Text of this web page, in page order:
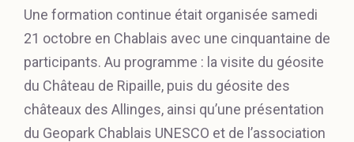
Une formation continue était organisée samedi
21 octobre en Chablais avec une cinquantaine de
participants. Au programme : la visite du géosite
du Château de Ripaille, puis du géosite des
châteaux des Allinges, ainsi qu’une présentation
du Geopark Chablais UNESCO et de l’association